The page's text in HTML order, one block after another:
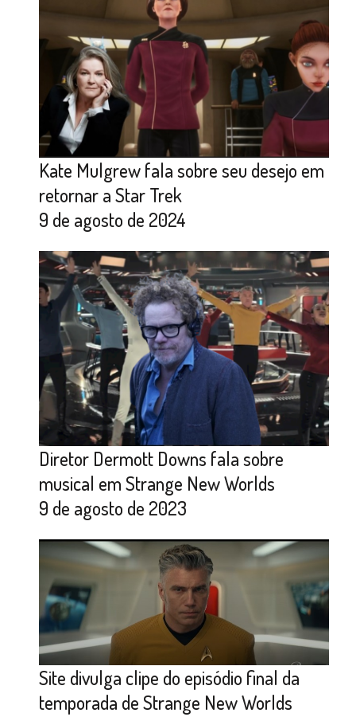
Kate Mulgrew fala sobre seu desejo em
retornar a Star Trek
9 de agosto de 2024
Diretor Dermott Downs fala sobre
musical em Strange New Worlds
9 de agosto de 2023
Site divulga clipe do episódio final da
temporada de Strange New Worlds